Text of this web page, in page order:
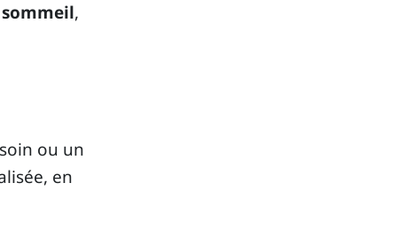
,
ou un
en